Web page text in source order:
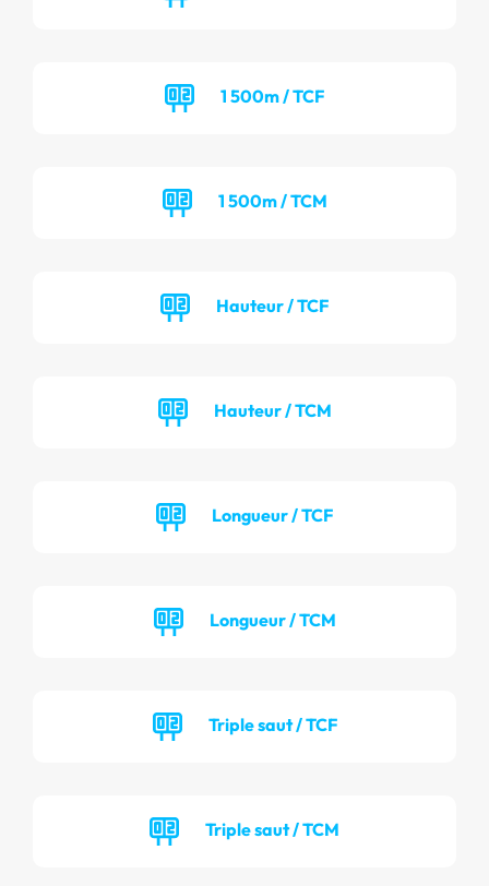
1 500m / TCF
1 500m / TCM
Hauteur / TCF
Hauteur / TCM
Longueur / TCF
Longueur / TCM
Triple saut / TCF
Triple saut / TCM